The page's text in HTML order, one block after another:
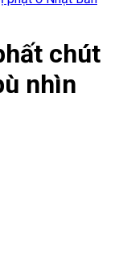
chút
nhìn